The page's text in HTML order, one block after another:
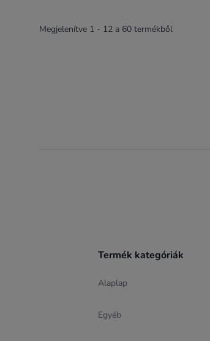
Megjelenítve 1 - 12 a 60 termékből
Termék kategóriák
Alaplap
Egyéb